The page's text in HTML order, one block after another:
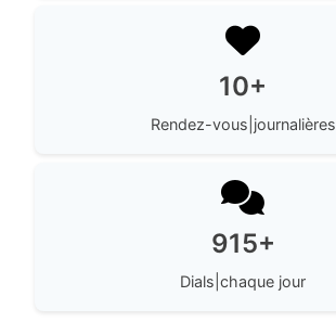
10+
Rendez-vous|journalières
915+
Dials|chaque jour